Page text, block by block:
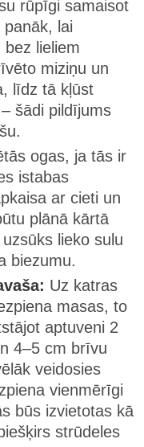
rūpīgi samaisot
lai
bez lieliem
miziņu un
līdz tā kļūst
šādi pildījums
ogas, ja tās ir
istabas
ar cieti un
plānā kārtā
lieko sulu
biezumu.
Uz katras
masas, to
aptuveni 2
4–5 cm brīvu
veidosies
vienmērīgi
būs izvietotas kā
strūdeles